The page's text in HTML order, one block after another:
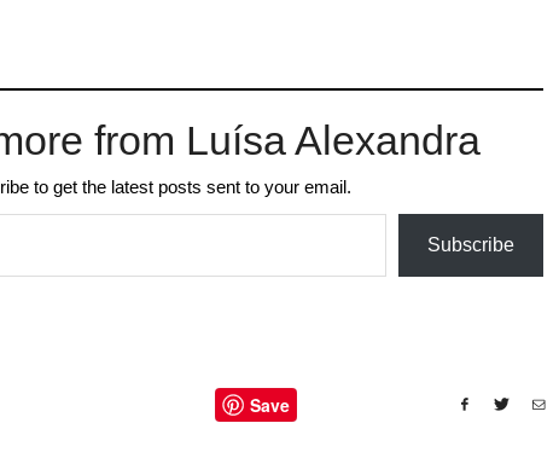
from Luísa Alexandra
to get the latest posts sent to your email.
Subscribe
Save